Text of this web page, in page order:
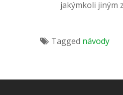
jakýmkoli jiným
Tagged návody